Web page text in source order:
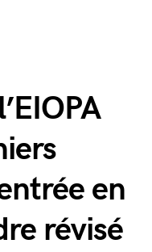
en
révisé